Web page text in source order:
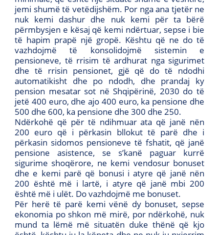
jemi shumë të vetëdijshëm. Por nga ana tjetër ne
nuk kemi dashur dhe nuk kemi për ta bërë
përmbysjen e kësaj që kemi ndërtuar, sepse i bie
të hapim prapë një gropë. Kështu që ne do të
vazhdojmë të konsolidojmë sistemin e
pensioneve, të rrisim të ardhurat nga sigurimet
dhe të rrisin pensionet, gjë që do të ndodhi
automatikisht dhe po ndodh, dhe prandaj ky
pension mesatar sot në Shqipërinë, 2030 do të
jetë 400 euro, dhe ajo 400 euro, ka pensione dhe
500 dhe 600, ka pensione dhe 300 dhe 250.
Ndërkohë që për të ndihmuar ata që janë nën
200 euro që i përkasin bllokut të parë dhe i
përkasin sidomos pensioneve të fshatit, që janë
pensione asistence, se s’kanë paguar kurrë
sigurime shoqërore, ne kemi vendosur bonuset
dhe e kemi parë që bonusi i atyre që janë nën
200 është më i lartë, i atyre që janë mbi 200
është më i ulët. Do vazhdojmë me bonuset.
Për herë të parë kemi vënë dy bonuset, sepse
ekonomia po shkon më mirë, por ndërkohë, nuk
mund ta lëmë më situatën duke thënë që kjo